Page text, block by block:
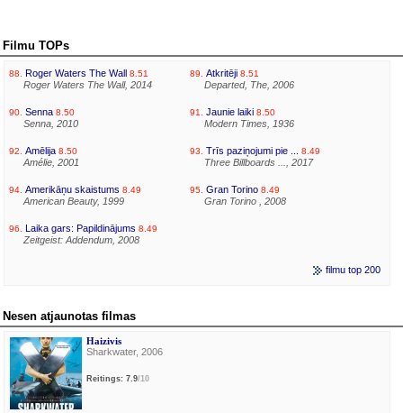
Filmu TOPs
88. Roger Waters The Wall 8.51
Roger Waters The Wall, 2014
89. Atkritēji8.51
Departed, The, 2006
90. Senna 8.50
Senna, 2010
91. Jaunie laiki8.50
Modern Times, 1936
92. Amēlija 8.50
Amélie, 2001
93. Trīs paziņojumi pie ... 8.49
Three Billboards ..., 2017
94. Amerikāņu skaistums 8.49
American Beauty, 1999
95. Gran Torino8.49
Gran Torino , 2008
96. Laika gars: Papildinājums 8.49
Zeitgeist: Addendum, 2008
filmu top 200
Nesen atjaunotas filmas
Haizivis
Sharkwater, 2006
Reitings: 7.9/10